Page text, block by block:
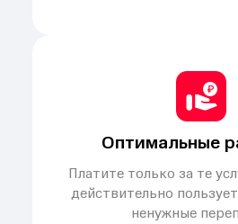
Оптимальные
Платите только за те
действительно
ненужные